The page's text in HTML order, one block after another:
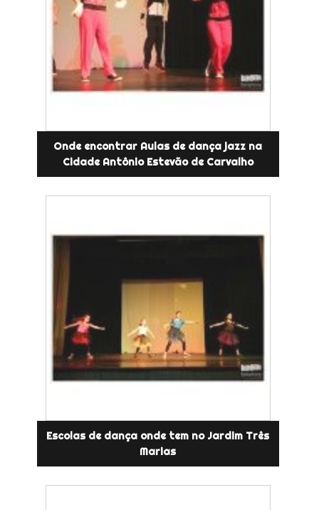
Onde encontrar Aulas de dança jazz na
Cidade Antônio Estevão de Carvalho
Escolas de dança onde tem no Jardim Três
Marias